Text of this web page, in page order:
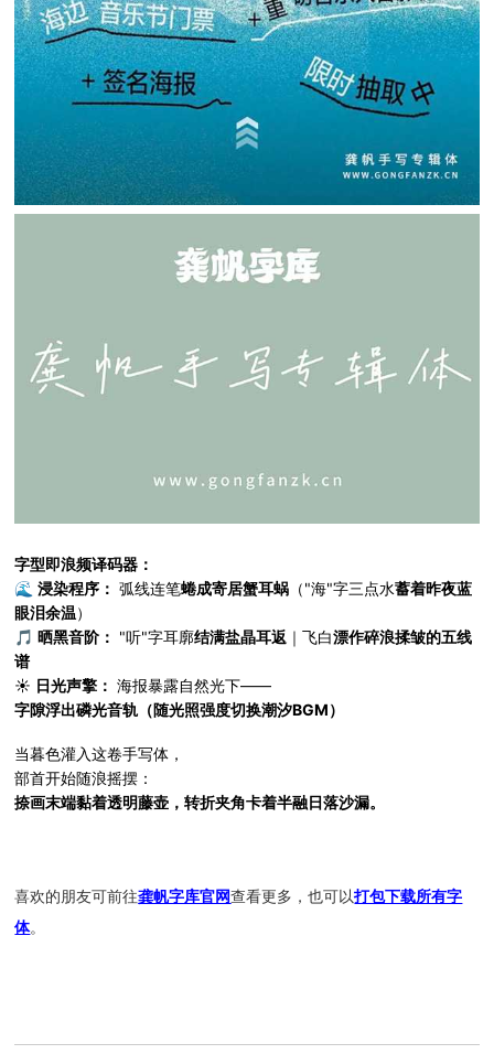
字型即浪频译码器：
🌊浸染程序： 弧线连笔蜷成寄居蟹耳蜗 （"海"字三点水蓄着昨夜蓝
眼泪余温）
🎵晒黑音阶： "听"字耳廓结满盐晶耳返 ｜飞白漂作碎浪揉皱的五线
谱
☀️ 日光声擎： 海报暴露自然光下——
字隙浮出磷光音轨（随光照强度切换潮汐BGM）
当暮色灌入这卷手写体，
部首开始随浪摇摆：
捺画末端黏着透明藤壶，转折夹角卡着半融日落沙漏。
喜欢的朋友可前往龚帆字库官网查看更多，也可以打包下载所有字
体。